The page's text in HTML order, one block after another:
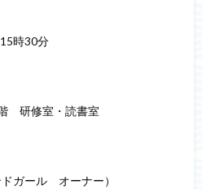
時30分
研修室・読書室
ール オーナー）